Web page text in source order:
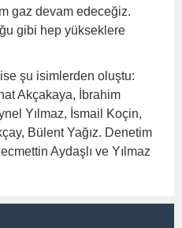
gaz devam edeceğiz.
gibi hep yükseklere
şu isimlerden oluştu:
Akçakaya, İbrahim
Yılmaz, İsmail Koçin,
Bülent Yağız. Denetim
Aydaşlı ve Yılmaz